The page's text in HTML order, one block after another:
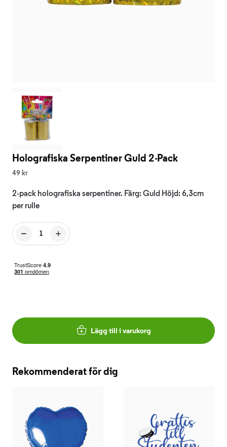
Holografiska Serpentiner Guld 2-Pack
49 kr
2-pack holografiska serpentiner. Färg: Guld Höjd: 6,3cm
per rulle
Lägg till i varukorg
Rekommenderat för dig